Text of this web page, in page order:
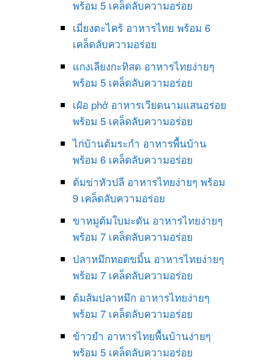
พร้อม 5 เคล็ดลับความอร่อย
เมี่ยงตะไคร้ อาหารไทย พร้อม 6
เคล็ดลับความอร่อย
แกงเลียงกะทิสด อาหารไทยง่ายๆ
พร้อม 5 เคล็ดลับความอร่อย
เฝ๋อ phở อาหารเวียดนามแสนอร่อย
พร้อม 5 เคล็ดลับความอร่อย
ไก่บ้านต้มระกำ อาหารพื้นบ้าน
พร้อม 6 เคล็ดลับความอร่อย
ต้มข่าหัวปลี อาหารไทยง่ายๆ พร้อม
9 เคล็ดลับความอร่อย
ขาหมูต้มใบมะดัน อาหารไทยง่ายๆ
พร้อม 7 เคล็ดลับความอร่อย
ปลาหมึกทอดขมิ้น อาหารไทยง่ายๆ
พร้อม 7 เคล็ดลับความอร่อย
ต้มส้มปลาหมึก อาหารไทยง่ายๆ
พร้อม 7 เคล็ดลับความอร่อย
ข้าวยำ อาหารไทยพื้นบ้านง่ายๆ
พร้อม 5 เคล็ดลับความอร่อย